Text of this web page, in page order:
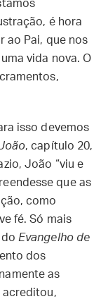
é hora
ao Pai, que nos
vida nova. O
isso devemos
, capítulo 20,
João “viu e
que as
como
fé. Só mais
Evangelho de
dos
as
acreditou,